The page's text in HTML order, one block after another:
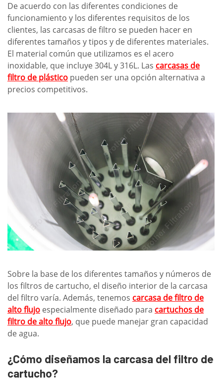
De acuerdo con las diferentes condiciones de
funcionamiento y los diferentes requisitos de los
clientes, las carcasas de filtro se pueden hacer en
diferentes tamaños y tipos y de diferentes materiales.
El material común que utilizamos es el acero
inoxidable, que incluye 304L y 316L. Las carcasas de
filtro de plástico pueden ser una opción alternativa a
precios competitivos.
Sobre la base de los diferentes tamaños y números de
los filtros de cartucho, el diseño interior de la carcasa
del filtro varía. Además, tenemos carcasa de filtro de
alto flujo especialmente diseñado para cartuchos de
filtro de alto flujo, que puede manejar gran capacidad
de agua.
¿Cómo diseñamos la carcasa del filtro de
cartucho?